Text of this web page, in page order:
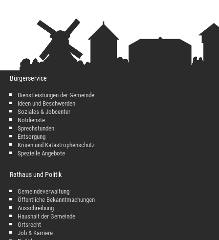
Bürgerservice
Dienstleistungen der Gemeinde
Ideen und Beschwerden
Soziales & Jobcenter
Notdienste
Sprechstunden
Entsorgung
Krisen und Katastrophenschutz
Spezielle Angebote
Rathaus und Politik
Gemeindeverwaltung
Öffentliche Bekanntmachungen
Ausschreibung
Haushalt der Gemeinde
Ortsrecht
Job & Karriere